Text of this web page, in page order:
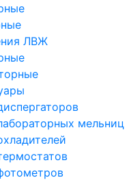
ЛВЖ
мельниц